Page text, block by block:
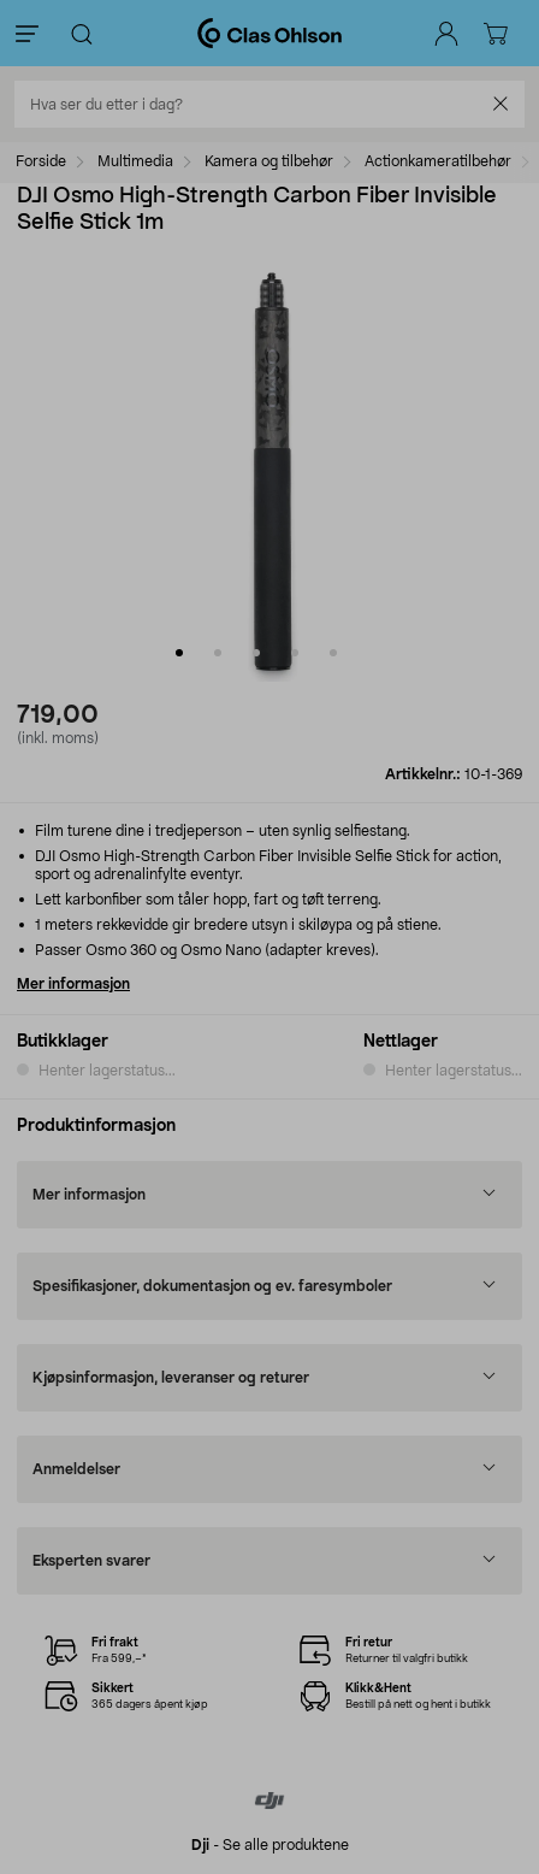
Forside Multimedia Kamera og tilbehør Actionkameratilbehør
DJI Osmo High-Strength Carbon Fiber Invisible
Selfie Stick 1m
719,00
(inkl. moms)
Artikkelnr.: 10-1-369
Butikklager
Henter lagerstatus...
Nettlager
Henter lagerstatus...
Film turene dine i tredjeperson – uten synlig selfiestang.
DJI Osmo High-Strength Carbon Fiber Invisible Selfie Stick for action,
sport og adrenalinfylte eventyr.
Lett karbonfiber som tåler hopp, fart og tøft terreng.
1 meters rekkevidde gir bredere utsyn i skiløypa og på stiene.
Passer Osmo 360 og Osmo Nano (adapter kreves).
Mer informasjon
Produktinformasjon
Mer informasjon
Spesifikasjoner, dokumentasjon og ev. faresymboler
Kjøpsinformasjon, leveranser og returer
Anmeldelser
Eksperten svarer
Dji- Se alle produktene
Fri frakt
Fra 599,–*
Fri retur
Returner til valgfri butikk
Sikkert
365 dagers åpent kjøp
Klikk&Hent
Bestill på nett og hent i butikk